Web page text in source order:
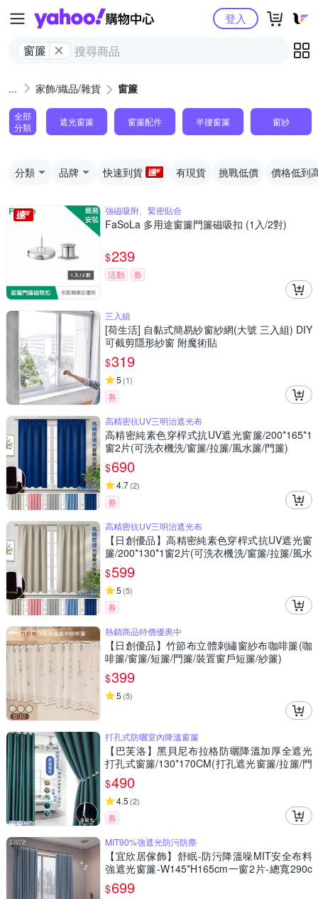
Yahoo購物中心
窗簾
登入
家飾/織品/雜貨 窗簾
全部
分類
遮光窗簾 窗簾配件 半腰窗簾 窗紗
分類 品牌 快速到貨 有現貨 挑戰低價 價格低到
強磁吸附、緊密貼合
FaSoLa 多用途窗簾門簾磁吸扣 (1入/2對)
$239
活動 券
三入組
[荷生活] 自黏式簡易紗窗紗網(大號 三入組) DIY
可截剪隱形紗窗 附魔術貼
$319
5 (1)
券
高精密抗UV三明治遮光布
高精密純素色穿桿式抗UV遮光窗簾/200*165*1
窗2片(可洗衣機洗/窗簾/拉簾/風水簾/門簾)
$690
4.7(2)
券
高精密抗UV三明治遮光布
【日創優品】高精密純素色穿桿式抗UV遮光窗
簾/200*130*1窗2片(可洗衣機洗/窗簾/拉簾/風水
簾/門簾) 售價599元
$599
5 (5)
券
熱銷商品特價優惠中
【日創優品】竹節布立體刺繡窗紗布咖啡簾(咖
啡簾/窗簾/短簾/門簾/裝置窗戶短簾/紗簾)
$399
5 (5)
打孔式防曬室內降溫窗簾
【巴芙洛】黑貝尼布拉格防曬降溫加厚全遮光
打孔式窗簾/130*170CM(打孔遮光窗簾/拉簾/門
簾/風水簾)
$490
4.5 (2)
券
MIT90%強遮光防污防塵
【宜欣居傢飾】舒眠-防污降溫噪MIT安全布料
強遮光窗簾-W145*H165cm一窗2片-總寬290c
m(窗簾/拉簾/門簾/隔間/除舊佈新)
$699